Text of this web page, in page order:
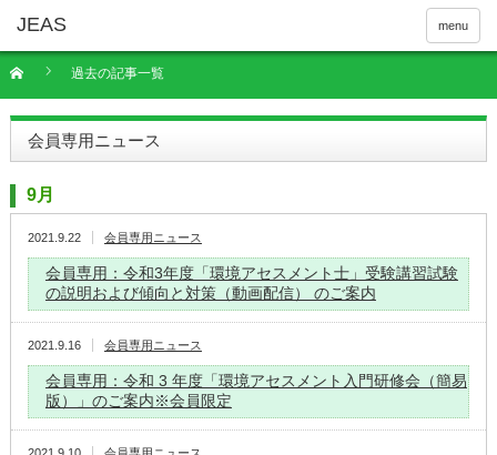
menu
過去の記事一覧
会員専用ニュース
9月
2021.9.22 会員専用ニュース
会員専用：令和3年度「環境アセスメント士」受験講習試験
の説明および傾向と対策（動画配信） のご案内
2021.9.16 会員専用ニュース
会員専用：令和 3 年度「環境アセスメント入門研修会（簡易
版）」のご案内※会員限定